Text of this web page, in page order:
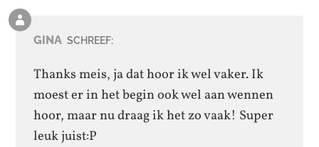
Reactie
vanGINA SCHREEF:
Thanks meis, ja dat hoor ik wel vaker. Ik
moest er in het begin ook wel aan wennen
hoor, maar nu draag ik het zo vaak! Super
leuk juist:P